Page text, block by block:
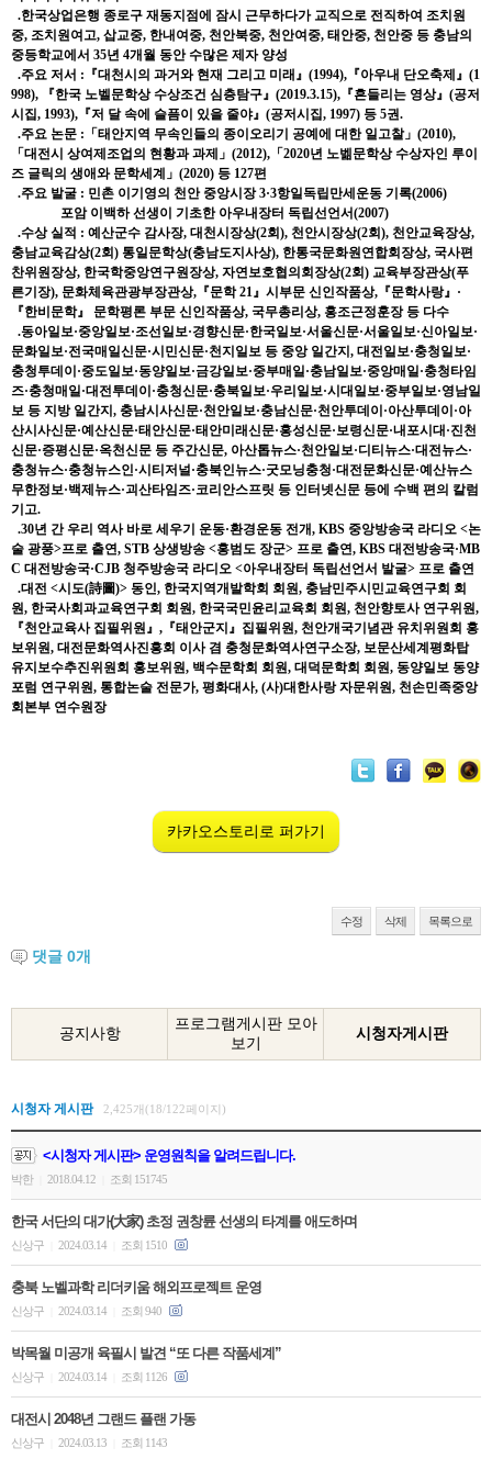
.한국상업은행 종로구 재동지점에 잠시 근무하다가 교직으로 전직하여 조치원
중, 조치원여고, 삽교중, 한내여중, 천안북중, 천안여중, 태안중, 천안중 등 충남의
중등학교에서 35년 4개월 동안 수많은 제자 양성
.주요 저서 :『대천시의 과거와 현재 그리고 미래』(1994),『아우내 단오축제』(1
998), 『한국 노벨문학상 수상조건 심층탐구』(2019.3.15),『흔들리는 영상』(공저
시집, 1993),『저 달 속에 슬픔이 있을 줄야』(공저시집, 1997) 등 5권.
.주요 논문 :「태안지역 무속인들의 종이오리기 공예에 대한 일고찰」(2010),
「대전시 상여제조업의 현황과 과제」(2012),「2020년 노벪문학상 수상자인 루이
즈 글릭의 생애와 문학세계」(2020) 등 127편
.주요 발굴 : 민촌 이기영의 천안 중앙시장 3·3항일독립만세운동 기록(2006)
포암 이백하 선생이 기초한 아우내장터 독립선언서(2007)
.수상 실적 : 예산군수 감사장, 대천시장상(2회), 천안시장상(2회), 천안교육장상,
충남교육감상(2회) 통일문학상(충남도지사상), 한통국문화원연합회장상, 국사편
찬위원장상, 한국학중앙연구원장상, 자연보호협의회장상(2회) 교육부장관상(푸
른기장), 문화체육관광부장관상,『문학 21』시부문 신인작품상,『문학사랑』·
『한비문학』 문학평론 부문 신인작품상, 국무총리상, 홍조근정훈장 등 다수
.동아일보·중앙일보·조선일보·경향신문·한국일보·서울신문·서울일보·신아일보·
문화일보·전국매일신문·시민신문·천지일보 등 중앙 일간지, 대전일보·충청일보·
충청투데이·중도일보·동양일보·금강일보·중부매일·충남일보·중앙매일·충청타임
즈·충청매일·대전투데이·충청신문·충북일보·우리일보·시대일보·중부일보·영남일
보 등 지방 일간지, 충남시사신문·천안일보·충남신문·천안투데이·아산투데이·아
산시사신문·예산신문·태안신문·태안미래신문·홍성신문·보령신문·내포시대·진천
신문·증평신문·옥천신문 등 주간신문, 아산톱뉴스·천안일보·디티뉴스·대전뉴스·
충청뉴스·충청뉴스인·시티저널·충북인뉴스·굿모닝충청·대전문화신문·예산뉴스
무한정보·백제뉴스·괴산타임즈·코리안스프릿 등 인터넷신문 등에 수백 편의 칼럼
기고.
.30년 간 우리 역사 바로 세우기 운동·환경운동 전개, KBS 중앙방송국 라디오 <논
술 광풍>프로 출연, STB 상생방송 <홍범도 장군> 프로 출연, KBS 대전방송국·MB
C 대전방송국·CJB 청주방송국 라디오 <아우내장터 독립선언서 발굴> 프로 출연
.대전 <시도(詩圖)> 동인, 한국지역개발학회 회원, 충남민주시민교육연구회 회
원, 한국사회과교육연구회 회원, 한국국민윤리교육회 회원, 천안향토사 연구위원,
『천안교육사 집필위원』,『태안군지』집필위원, 천안개국기념관 유치위원회 홍
보위원, 대전문화역사진흥회 이사 겸 충청문화역사연구소장, 보문산세계평화탑
유지보수추진위원회 홍보위원, 백수문학회 회원, 대덕문학회 회원, 동양일보 동양
포럼 연구위원, 통합논술 전문가, 평화대사, (사)대한사랑 자문위원, 천손민족중앙
회본부 연수원장
카카오스토리로 퍼가기
수정 삭제 목록으로
댓글 0개
공지사항
프로그램게시판 모아
보기
시청자게시판
시청자 게시판 2,425개(18/122페이지)
<시청자 게시판> 운영원칙을 알려드립니다.
박한 2018.04.12 조회 151745
한국 서단의 대가(大家) 초정 권창륜 선생의 타계를 애도하며
신상구 2024.03.14 조회 1510
충북 노벨과학 리더키움 해외프로젝트 운영
신상구 2024.03.14 조회 940
박목월 미공개 육필시 발견 “또 다른 작품세계”
신상구 2024.03.14 조회 1126
대전시 2048년 그랜드 플랜 가동
신상구 2024.03.13 조회 1143